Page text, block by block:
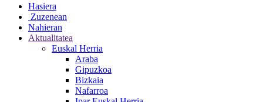
Hasiera
Zuzenean
Nahieran
Aktualitatea
Euskal Herria
Araba
Gipuzkoa
Bizkaia
Nafarroa